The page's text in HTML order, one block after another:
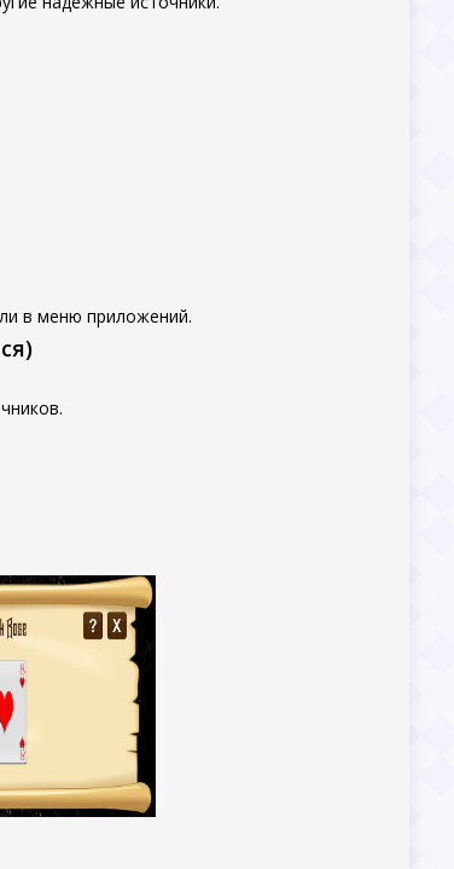
в меню приложений.